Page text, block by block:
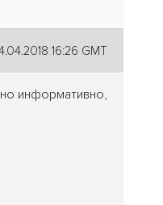
16:26 GMT
информативно,